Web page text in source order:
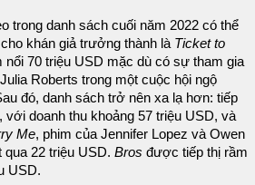
trong danh sách cuối năm 2022 có thể
khán giả trưởng thành là Ticket to
nổi 70 triệu USD mặc dù có sự tham gia
Roberts trong một cuộc hội ngộ
đó, danh sách trở nên xa lạ hơn: tiếp
, với doanh thu khoảng 57 triệu USD, và
Me, phim của Jennifer Lopez và Owen
22 triệu USD. Bros được tiếp thị rầm
USD.